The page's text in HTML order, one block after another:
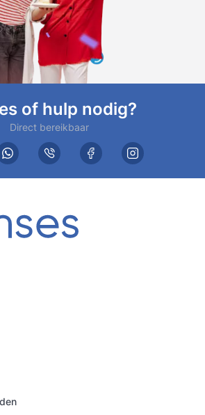
of hulp nodig?
Direct bereikbaar